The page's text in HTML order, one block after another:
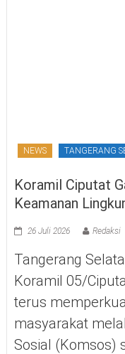
NEWS TANGERANG
Koramil Ciputat
Keamanan
26 Juli 2026 Redaksi
Tangerang
Koramil 05/
terus
masyarakat
Sosial (Komsos)